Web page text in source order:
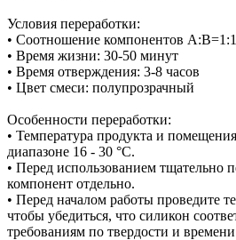
Условия переработки:
• Соотношение компонентов А:В=1:1
• Время жизни: 30-50 минут
• Время отверждения: 3-8 часов
• Цвет смеси: полупрозрачный
Особенности переработки:
• Температура продукта и
диапазоне 16 - 30 °C.
• Перед использованием тщательно
компонент отдельно.
• Перед началом работы проведите
чтобы убедиться, что силикон
требованиям по твердости и